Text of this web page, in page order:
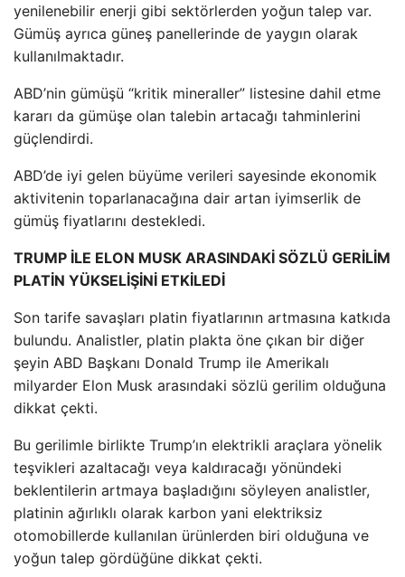
yenilenebilir enerji gibi sektörlerden yoğun talep var.
Gümüş ayrıca güneş panellerinde de yaygın olarak
kullanılmaktadır.
ABD’nin gümüşü “kritik mineraller” listesine dahil etme
kararı da gümüşe olan talebin artacağı tahminlerini
güçlendirdi.
ABD’de iyi gelen büyüme verileri sayesinde ekonomik
aktivitenin toparlanacağına dair artan iyimserlik de
gümüş fiyatlarını destekledi.
TRUMP İLE ELON MUSK ARASINDAKİ SÖZLÜ GERİLİM
PLATİN YÜKSELİŞİNİ ETKİLEDİ
Son tarife savaşları platin fiyatlarının artmasına katkıda
bulundu. Analistler, platin plakta öne çıkan bir diğer
şeyin ABD Başkanı Donald Trump ile Amerikalı
milyarder Elon Musk arasındaki sözlü gerilim olduğuna
dikkat çekti.
Bu gerilimle birlikte Trump’ın elektrikli araçlara yönelik
teşvikleri azaltacağı veya kaldıracağı yönündeki
beklentilerin artmaya başladığını söyleyen analistler,
platinin ağırlıklı olarak karbon yani elektriksiz
otomobillerde kullanılan ürünlerden biri olduğuna ve
yoğun talep gördüğüne dikkat çekti.